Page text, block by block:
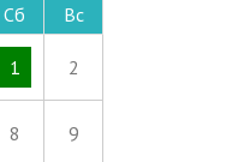
Сб Вс
1 2
8 9